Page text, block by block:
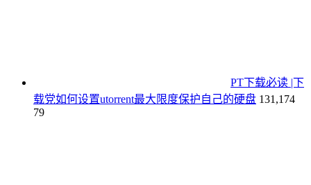
PT下载必读 |下
载党如何设置utorrent最大限度保护自己的硬盘 131,174
79